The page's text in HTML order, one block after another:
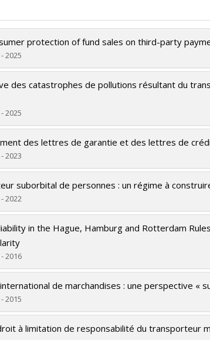
protection of fund sales on third-party
2025
des catastrophes de pollutions résultant du
2025
Raymonddes lettres de garantie et des lettres de
2023
suborbital de personnes : un régime à
2022
in the Hague, Hamburg and Rotterdam
2016
de marchandises : une perspective «
2015
à limitation de responsabilité du transporteur